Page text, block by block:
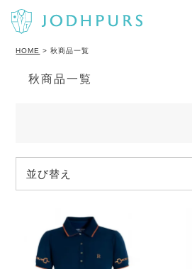
HOME 秋商品一覧
秋商品一覧
並び替え